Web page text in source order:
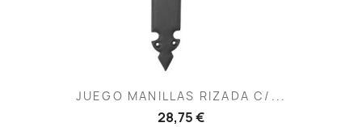
JUEGO MANILLAS RIZADA C/...
28,75 €